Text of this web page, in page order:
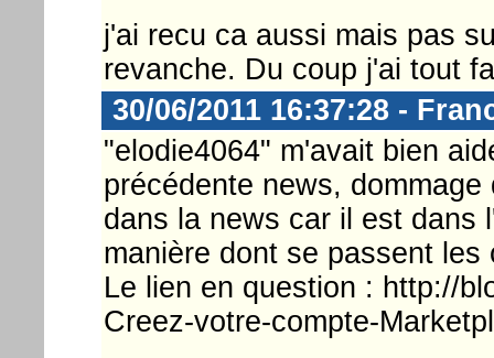
j'ai recu ca aussi mais pas
revanche. Du coup j'ai tout
30/06/2011 16:37:28 -
"elodie4064" m'avait bien
précédente news,
dans la news car il est dans
manière dont se passent les
Le lien en question : http://
Creez-votre-compte-